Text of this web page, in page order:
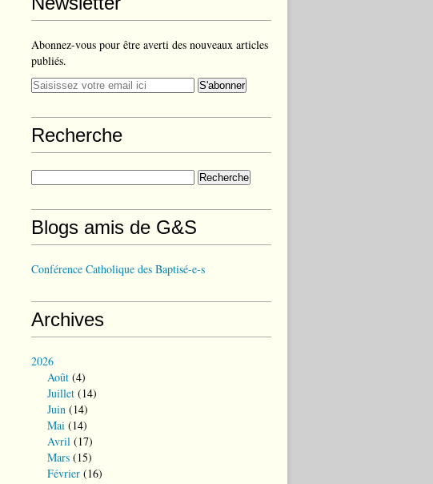
Abonnez-vous pour être averti des nouveaux articles
publiés.
Recherche
Blogs amis de G&S
Conférence Catholique des Baptisé-e-s
Archives
2026
Août (4)
Juillet (14)
Juin (14)
Mai (14)
Avril (17)
Mars (15)
Février (16)